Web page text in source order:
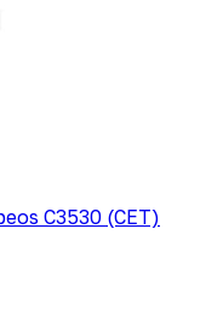
C3530 (CET)